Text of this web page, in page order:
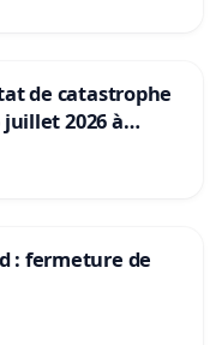
de catastrophe
2026 à
: fermeture de